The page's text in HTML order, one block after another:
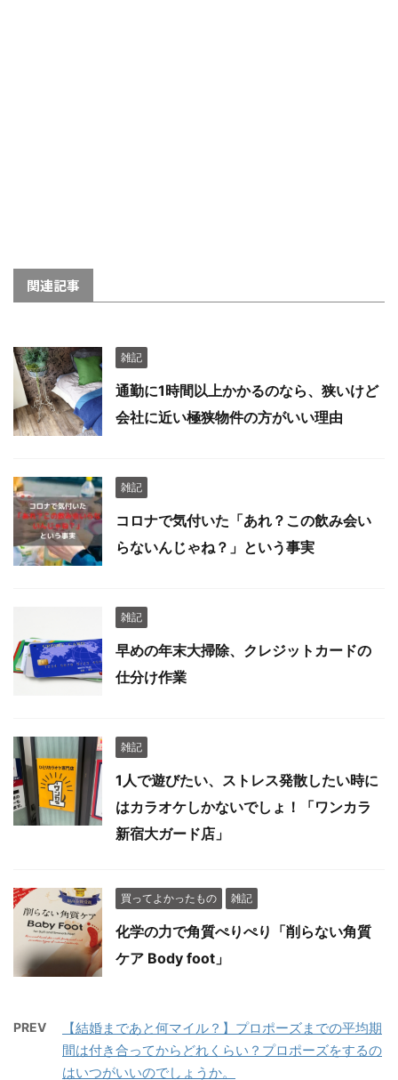
関連記事
雑記
通勤に1時間以上かかるのなら、狭いけど
会社に近い極狭物件の方がいい理由
雑記
コロナで気付いた「あれ？この飲み会い
らないんじゃね？」という事実
雑記
早めの年末大掃除、クレジットカードの
仕分け作業
雑記
1人で遊びたい、ストレス発散したい時に
はカラオケしかないでしょ！「ワンカラ
新宿大ガード店」
買ってよかったもの 雑記
化学の力で角質ぺりぺり「削らない角質
ケア Body foot」
PREV
【結婚まであと何マイル？】プロポーズまでの平均期
間は付き合ってからどれくらい？プロポーズをするの
はいつがいいのでしょうか。